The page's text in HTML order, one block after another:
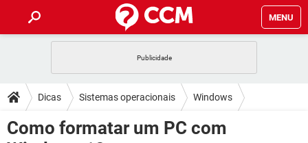
MENU
CELULAR FACEBOOK
OUTLOOK EXCEL
DICAS
JOGOS WHATSAPP
CELULAR FACEBOOK
DOWNLOADS
Dicas Sistemas operacionais Windows
Windows 10
Como formatar um PC com